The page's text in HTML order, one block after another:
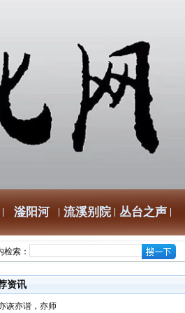
滏阳河 流溪别院 丛台之声
检索：
资讯